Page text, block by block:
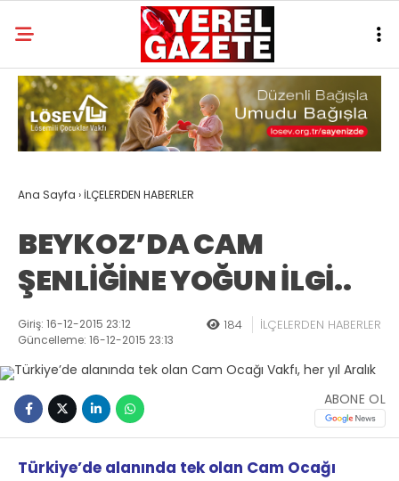
Ana Sayfa › İLÇELERDEN HABERLER
BEYKOZ’DA CAM
ŞENLİĞİNE YOĞUN İLGİ..
Giriş: 16-12-2015 23:12
Güncelleme: 16-12-2015 23:13
184 İLÇELERDEN HABERLER
ABONE OL
Türkiye’de alanında tek olan Cam Ocağı